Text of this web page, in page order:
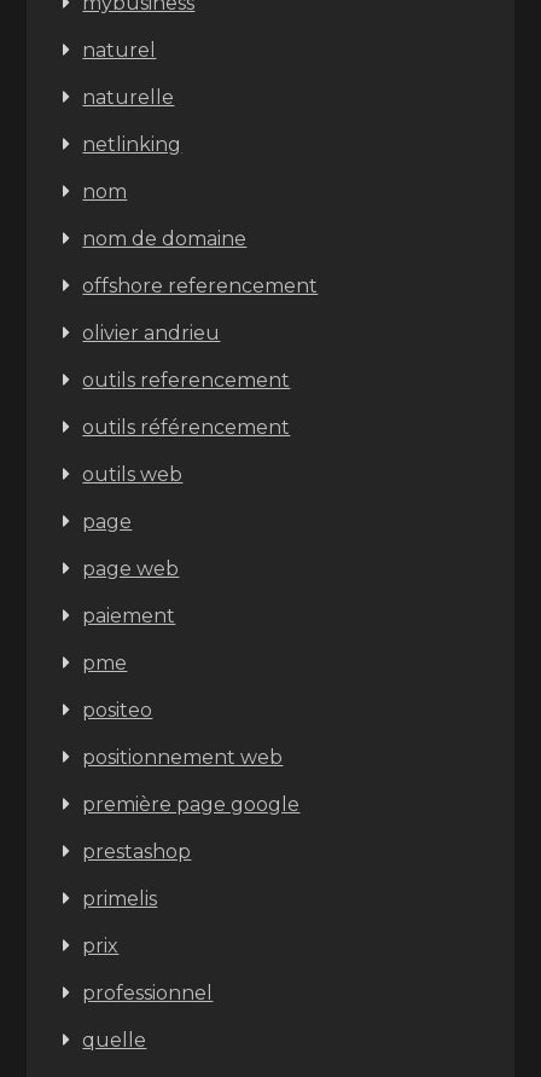
naturel
naturelle
netlinking
nom
nom de domaine
offshore referencement
olivier andrieu
outils referencement
outils référencement
outils web
page
page web
paiement
pme
positeo
positionnement web
première page google
prestashop
primelis
prix
professionnel
quelle